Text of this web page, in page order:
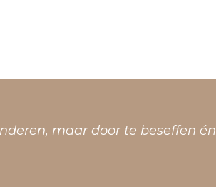
maar door te beseffen én